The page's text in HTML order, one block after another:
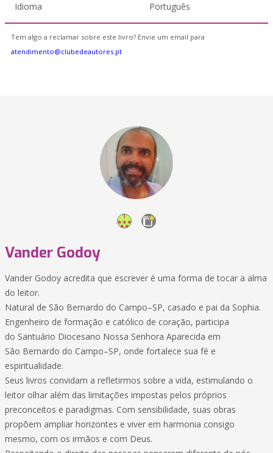
Idioma Português
Tem algo a reclamar sobre este livro? Envie um email para
atendimento@clubedeautores.pt
Vander Godoy
Vander Godoy acredita que escrever é uma forma de tocar a alma
do leitor.
Natural de São Bernardo do Campo–SP, casado e pai da Sophia.
Engenheiro de formação e católico de coração, participa
do Santuário Diocesano Nossa Senhora Aparecida em
São Bernardo do Campo–SP, onde fortalece sua fé e
espiritualidade.
Seus livros convidam a refletirmos sobre a vida, estimulando o
leitor olhar além das limitações impostas pelos próprios
preconceitos e paradigmas. Com sensibilidade, suas obras
propõem ampliar horizontes e viver em harmonia consigo
mesmo, com os irmãos e com Deus.